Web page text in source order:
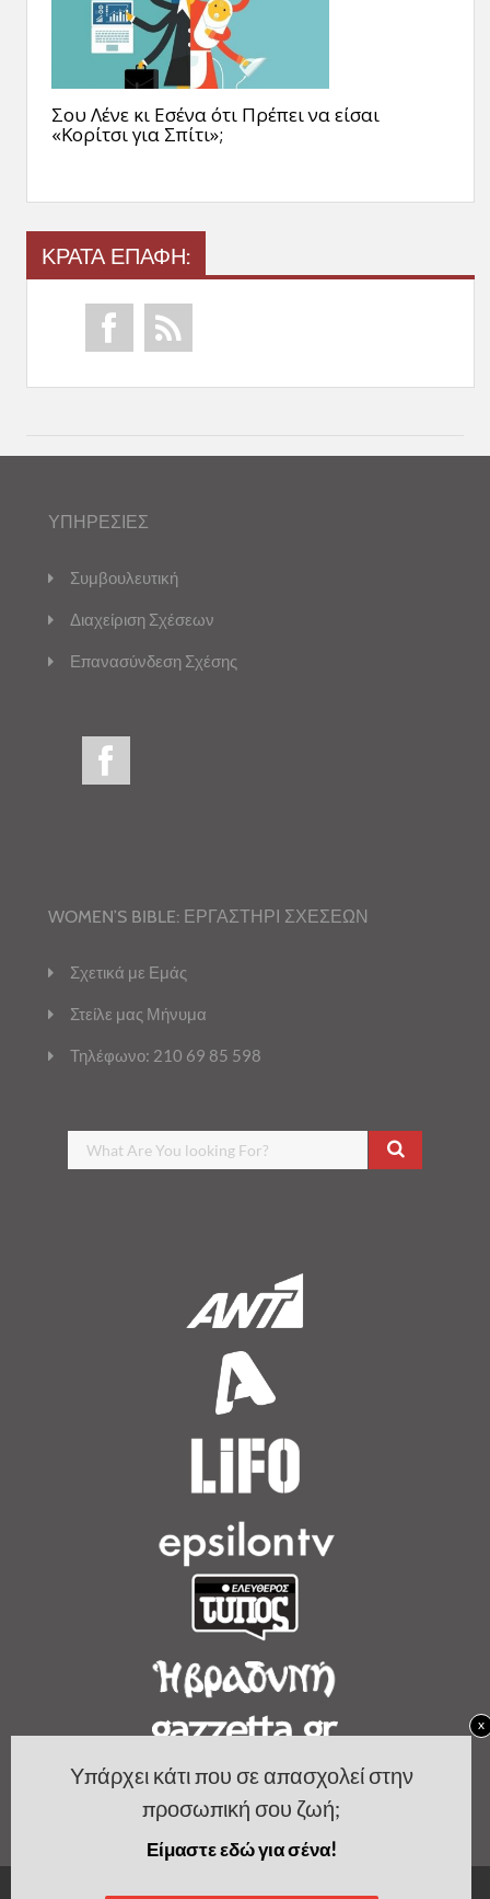
Σου Λένε κι Εσένα ότι Πρέπει να είσαι
«Κορίτσι για Σπίτι»;
ΚΡΑΤΑ ΕΠΑΦΗ:
ΥΠΗΡΕΣΙΕΣ
Συμβουλευτική
Διαχείριση Σχέσεων
Επανασύνδεση Σχέσης
WOMEN’S BIBLE: ΕΡΓΑΣΤΗΡΙ ΣΧΕΣΕΩΝ
Σχετικά με Εμάς
Στείλε μας Μήνυμα
Τηλέφωνο: 210 69 85 598
Υπάρχει κάτι που σε απασχολεί στην
προσωπική σου ζωή;
Είμαστε εδώ για σένα!
x